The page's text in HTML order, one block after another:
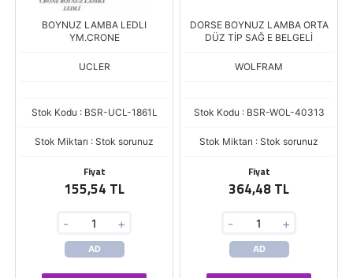
BOYNUZ LAMBA LEDLI
YM.CRONE
UCLER
Stok Kodu : BSR-UCL-1861L
Stok Miktarı : Stok sorunuz
Fiyat
155,54 TL
- +
AD
DORSE BOYNUZ LAMBA ORTA
DÜZ TİP SAĞ E BELGELİ
WOLFRAM
Stok Kodu : BSR-WOL-40313
Stok Miktarı : Stok sorunuz
Fiyat
364,48 TL
- +
AD